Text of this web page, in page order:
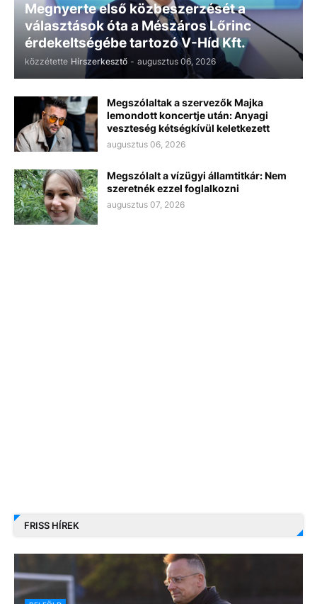
Megnyerte első közbeszerzését a
választások óta a Mészáros Lőrinc
érdekeltségébe tartozó V-Híd Kft.
közzétette Hírszerkesztő - augusztus 06, 2026
Megszólaltak a szervezők Majka
lemondott koncertje után: Anyagi
veszteség kétségkívül keletkezett
augusztus 06, 2026
Megszólalt a vízügyi államtitkár: Nem
szeretnék ezzel foglalkozni
augusztus 07, 2026
FRISS HÍREK